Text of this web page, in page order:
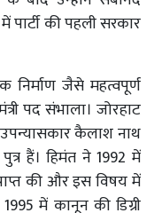
की पहली सरकार
निर्माण जैसे महत्वपूर्ण
पद संभाला। जोरहाट
उपन्यासकार कैलाश नाथ
हैं। हिमंत ने 1992 में
प्राप्त की और इस विषय में
में कानून की डिग्री